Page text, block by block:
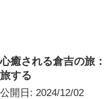
心癒される倉吉の旅
旅する
公開日: 2024/12/02